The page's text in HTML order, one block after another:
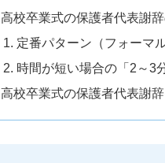
高校卒業式の保護者代表謝
定番パターン（フォーマ
時間が短い場合の「2～3
高校卒業式の保護者代表謝